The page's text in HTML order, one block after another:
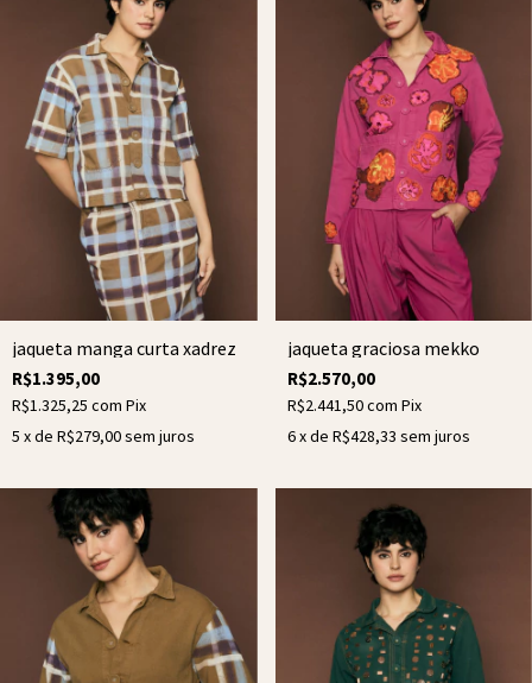
jaqueta manga curta xadrez
R$1.395,00
R$1.325,25 com Pix
5 x de R$279,00sem juros
jaqueta graciosa mekko
R$2.570,00
R$2.441,50com Pix
6x de R$428,33 sem juros